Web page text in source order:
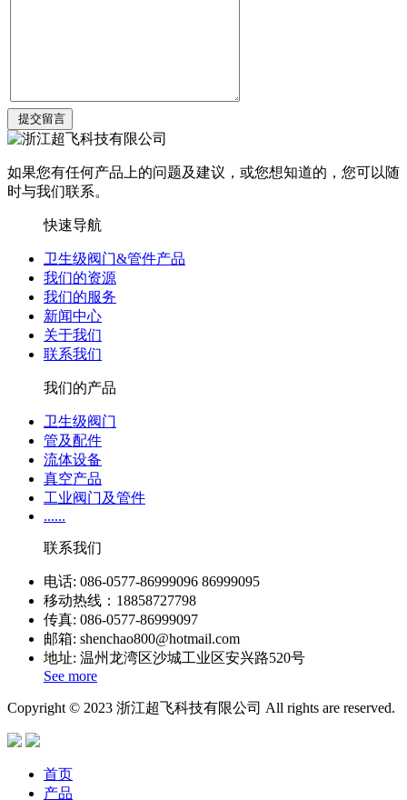
如果您有任何产品上的问题及建议，或您想知道的，您可以随
时与我们联系。
快速导航
卫生级阀门&管件产品
我们的资源
我们的服务
新闻中心
关于我们
联系我们
我们的产品
卫生级阀门
管及配件
流体设备
真空产品
工业阀门及管件
......
联系我们
电话: 086-0577-86999096 86999095
移动热线：18858727798
传真: 086-0577-86999097
邮箱: shenchao800@hotmail.com
地址: 温州龙湾区沙城工业区安兴路520号
See more
Copyright © 2023 浙江超飞科技有限公司 All rights are reserved.
首页
产品